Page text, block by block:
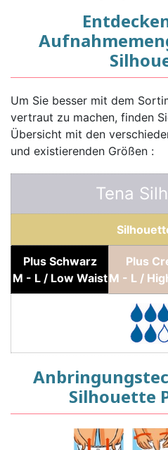
Um Sie besser mit dem
vertraut zu machen, finden
Übersicht mit den
und existierenden Größen :
Tena
Plus Schwarz
M - L / Low Waist
Plus
M - L /
Silhouette